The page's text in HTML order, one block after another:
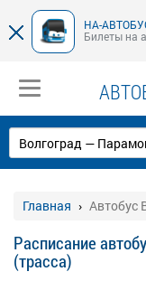
НА-
Билеты на
Главная Автобус
Расписание
(трасса)